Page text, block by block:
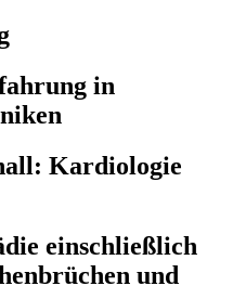
in
Kardiologie
einschließlich
und